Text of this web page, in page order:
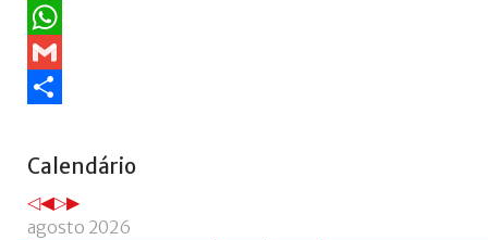
Facebook
WhatsApp
Gmail
Calendário
Ano
anterior
Mês
anterior
Próximo
ano
Próximo
mês
agosto 2026